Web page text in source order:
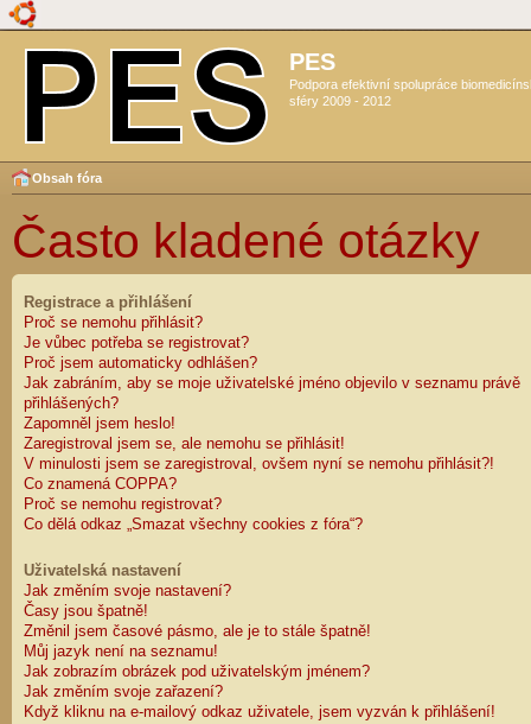
PES
Podpora efektivní spolupráce
sféry 2009 - 2012
Obsah fóra
Často kladené otázky
Registrace a přihlášení
Proč se nemohu přihlásit?
Je vůbec potřeba se registrovat?
Proč jsem automaticky odhlášen?
Jak zabráním, aby se moje uživatelské jméno objevilo v seznamu právě
přihlášených?
Zapomněl jsem heslo!
Zaregistroval jsem se, ale nemohu se přihlásit!
V minulosti jsem se zaregistroval, ovšem nyní se nemohu přihlásit?!
Co znamená COPPA?
Proč se nemohu registrovat?
Co dělá odkaz „Smazat všechny cookies z fóra“?
Uživatelská nastavení
Jak změním svoje nastavení?
Časy jsou špatně!
Změnil jsem časové pásmo, ale je to stále špatně!
Můj jazyk není na seznamu!
Jak zobrazím obrázek pod uživatelským jménem?
Jak změním svoje zařazení?
Když kliknu na e-mailový odkaz uživatele, jsem vyzván k přihlášení!